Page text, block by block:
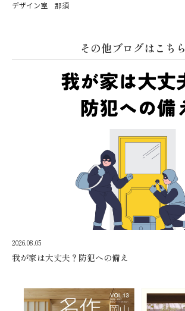
デザイン室 那須
その他ブログはこちら
2026.08.05
我が家は大丈夫？防犯への備え